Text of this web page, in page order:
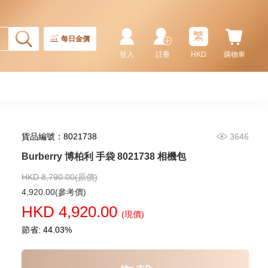
每日金價
購物車
繁
HKD
註冊
登入
貨品編號：8021738 3646
Burberry 博柏利 手袋 8021738 相機包
HKD 8,790.00(原價)
4,920.00(參考價)
HKD 4,920.00 (現價)
節省: 44.03%